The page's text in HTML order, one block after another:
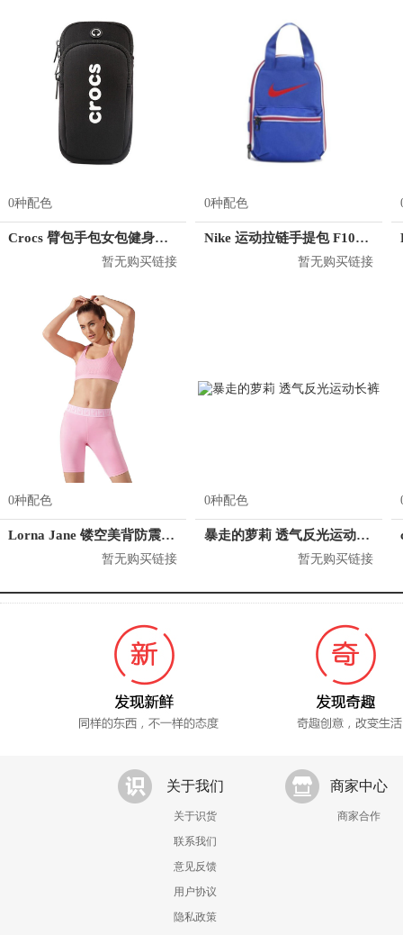
0种配色
Crocs 臂包手包女包健身包小包 CE31K181009
暂无购买链接
0种配色
Nike 运动拉链手提包 F1086R
暂无购买链接
0种配色
Lorna Jane 镂空美背防震运动内衣 121942
暂无购买链接
0种配色
暴走的萝莉 透气反光运动长裤
暂无购买链接
关于我们
关于识货
联系我们
意见反馈
用户协议
隐私政策
商家中心
商家合作